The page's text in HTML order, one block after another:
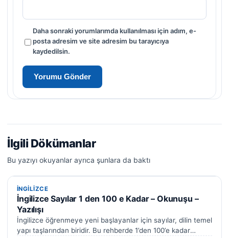
Daha sonraki yorumlarımda kullanılması için adım, e-
posta adresim ve site adresim bu tarayıcıya
kaydedilsin.
İlgili Dökümanlar
Bu yazıyı okuyanlar ayrıca şunlara da baktı
İNGILIZCE
İNGILIZCE
İngilizce Sayılar 1 den 100 e Kadar – Okunuşu –
Yazılışı
İngilizce öğrenmeye yeni başlayanlar için sayılar, dilin temel
yapı taşlarından biridir. Bu rehberde 1’den 100’e kadar